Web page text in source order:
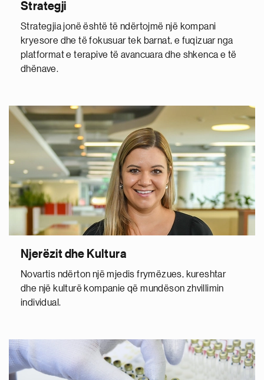
Strategji
Strategjia jonë është të ndërtojmë një kompani
kryesore dhe të fokusuar tek barnat, e fuqizuar nga
platformat e terapive të avancuara dhe shkenca e të
dhënave.
Njerëzit dhe Kultura
Novartis ndërton një mjedis frymëzues, kureshtar
dhe një kulturë kompanie që mundëson zhvillimin
individual.